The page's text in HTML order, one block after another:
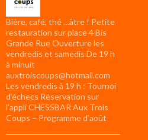
Bière, café, thé …âtre ! Petite
restauration sur place 4 Bis
Grande Rue Ouverture les
vendredis et samedis De 19 h
à minuit
auxtroiscoups@hotmail.com
Les vendredis à 19 h : Tournoi
d’échecs Réservation sur
l’appli CHESSBAR Aux Trois
Coups – Programme d’août